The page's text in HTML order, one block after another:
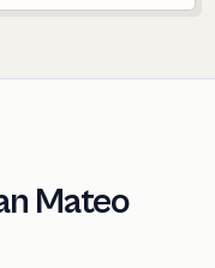
Mateo